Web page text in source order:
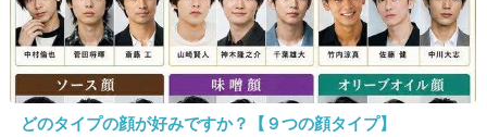
オジャマーシ
+1 -1
どのタイプの顔が好みですか？【９つの顔タイプ】